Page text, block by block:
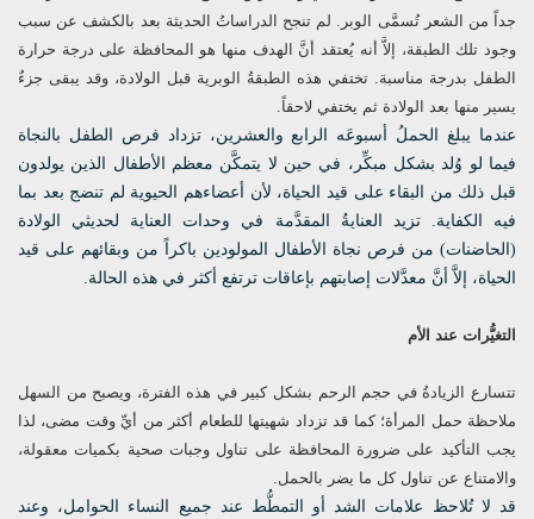
جداً من الشعر تُسمَّى الوبر. لم تنجح الدراساتُ الحديثة بعد بالكشف عن سبب
وجود تلك الطبقة، إلاَّ أنه يُعتقد أنَّ الهدف منها هو المحافظة على درجة حرارة
الطفل بدرجة مناسبة. تختفي هذه الطبقةُ الوبرية قبل الولادة، وقد يبقى جزءٌ
يسير منها بعد الولادة ثم يختفي لاحقاً.
عندما يبلغ الحملُ أسبوعَه الرابع والعشرين، تزداد فرص الطفل بالنجاة
فيما لو وُلد بشكل مبكِّر، في حين لا يتمكَّن معظم الأطفال الذين يولدون
قبل ذلك من البقاء على قيد الحياة، لأن أعضاءهم الحيوية لم تنضج بعد بما
فيه الكفاية. تزيد العنايةُ المقدَّمة في وحدات العناية لحديثي الولادة
(الحاضنات) من فرص نجاة الأطفال المولودين باكراً من وبقائهم على قيد
الحياة، إلاَّ أنَّ معدَّلات إصابتهم بإعاقات ترتفع أكثر في هذه الحالة.
التغيُّرات عند الأم
تتسارع الزيادةُ في حجم الرحم بشكل كبير في هذه الفترة، ويصبح من السهل
ملاحظة حمل المرأة؛ كما قد تزداد شهيتها للطعام أكثر من أيِّ وقت مضى، لذا
يجب التأكيد على ضرورة المحافظة على تناول وجبات صحية بكميات معقولة،
والامتناع عن تناول كل ما يضر بالحمل.
قد لا تُلاحظ علامات الشد أو التمطُّط عند جميع النساء الحوامل، وعند